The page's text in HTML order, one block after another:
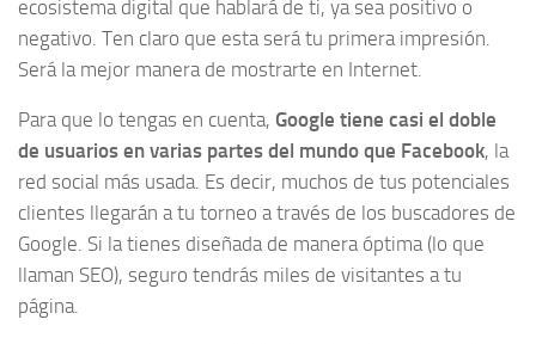
ecosistema digital que hablará de ti, ya sea positivo o
negativo. Ten claro que esta será tu primera impresión.
Será la mejor manera de mostrarte en Internet.
Para que lo tengas en cuenta, Google tiene casi el doble
de usuarios en varias partes del mundo que Facebook, la
red social más usada. Es decir, muchos de tus potenciales
clientes llegarán a tu torneo a través de los buscadores de
Google. Si la tienes diseñada de manera óptima (lo que
llaman SEO), seguro tendrás miles de visitantes a tu
página.